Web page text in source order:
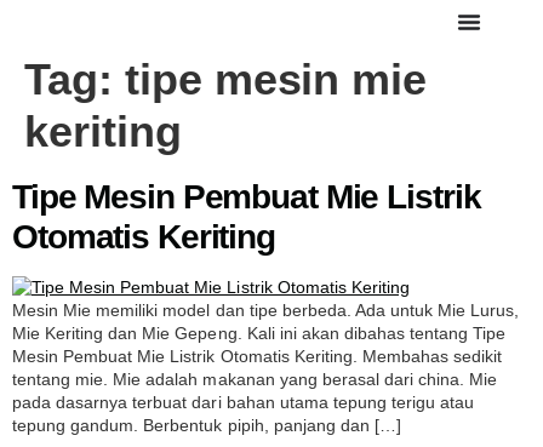
Tag: tipe mesin mie
keriting
Tipe Mesin Pembuat Mie Listrik
Otomatis Keriting
Mesin Mie memiliki model dan tipe berbeda. Ada untuk Mie Lurus,
Mie Keriting dan Mie Gepeng. Kali ini akan dibahas tentang Tipe
Mesin Pembuat Mie Listrik Otomatis Keriting. Membahas sedikit
tentang mie. Mie adalah makanan yang berasal dari china. Mie
pada dasarnya terbuat dari bahan utama tepung terigu atau
tepung gandum. Berbentuk pipih, panjang dan […]